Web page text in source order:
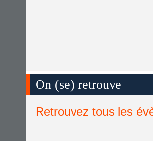
On (se) retrouve
Retrouvez tous les